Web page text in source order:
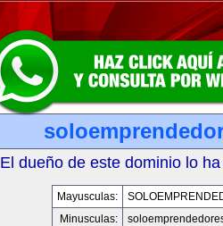
El dueño de este dominio lo
Mayusculas:
Minusculas: